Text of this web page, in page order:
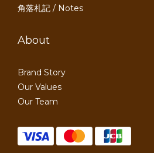
角落札記 / Notes
About
Brand Story
Our Values
Our Team